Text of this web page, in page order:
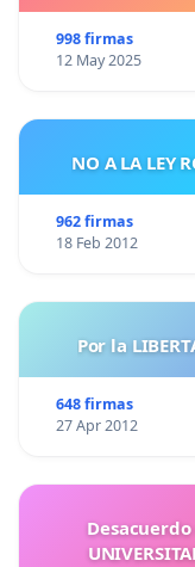
998 firmas
12 May 2025
NO A LA LEY
962 firmas
18 Feb 2012
Por la
648 firmas
27 Apr 2012